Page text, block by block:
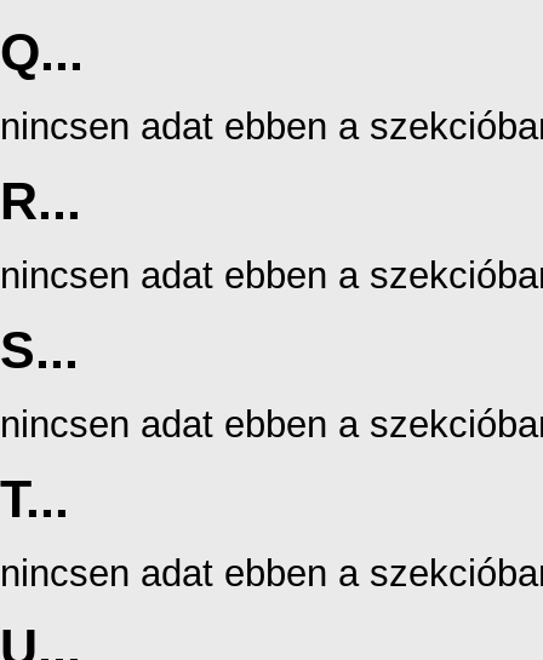
Q...
nincsen adat ebben a
R...
nincsen adat ebben a
S...
nincsen adat ebben a
T...
nincsen adat ebben a